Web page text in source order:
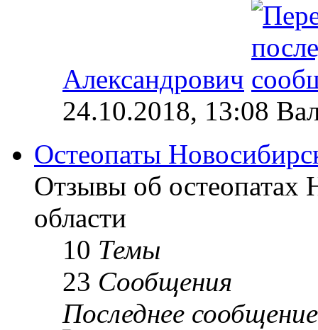
Александрович
24.10.2018, 13:08
Остеопаты
Отзывы об остеопатах
области
10 Темы
23 Сообщения
Последнее сообщение